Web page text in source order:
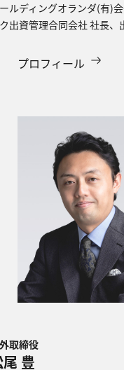
ルディングオランダ(有)
出資管理合同会社 社長、
プロフィール
取締役
豊